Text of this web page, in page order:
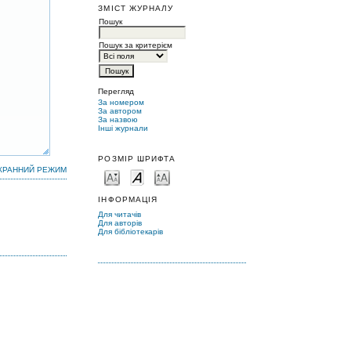
ЗМІСТ ЖУРНАЛУ
Пошук
Пошук за критерієм
Перегляд
За номером
За автором
За назвою
Інші журнали
РОЗМІР ШРИФТА
ІНФОРМАЦІЯ
Для читачів
Для авторів
Для бібліотекарів
РЕЖИМ